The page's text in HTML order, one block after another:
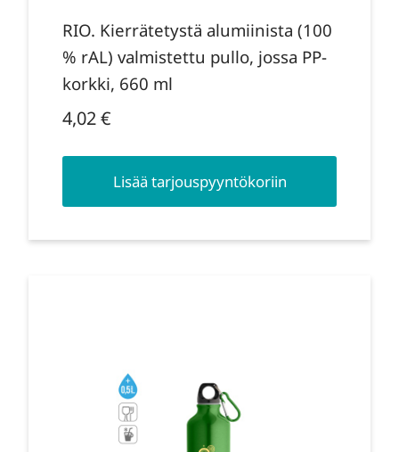
RIO. Kierrätetystä alumiinista (100
% rAL) valmistettu pullo, jossa PP-
korkki, 660 ml
4,02€
Lisää tarjouspyyntökoriin